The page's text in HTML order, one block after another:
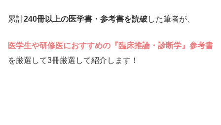
累計240冊以上の医学書・参考書を読破した筆者が、
医学生や研修医におすすめの『臨床推論・診断学』参考書
を厳選して3冊厳選して紹介します！